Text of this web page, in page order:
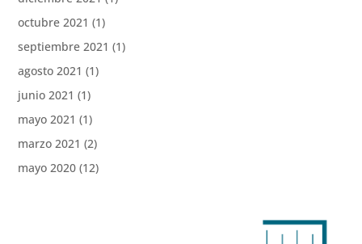
octubre 2021 (1)
septiembre 2021 (1)
agosto 2021 (1)
junio 2021 (1)
mayo 2021 (1)
marzo 2021 (2)
mayo 2020 (12)